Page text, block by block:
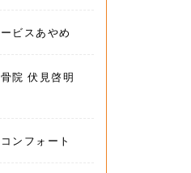
ビスあやめ
院 伏見啓明
ンフォート